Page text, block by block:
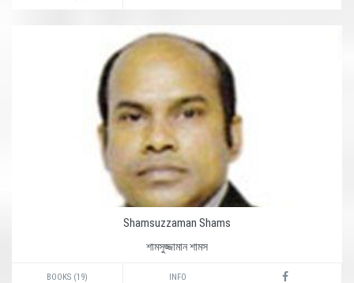
Shamsuzzaman Shams
শামসুজ্জামান শামস
BOOKS (19) INFO